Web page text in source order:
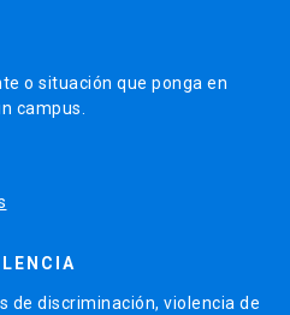
o situación que ponga en
campus.
de discriminación, violencia de